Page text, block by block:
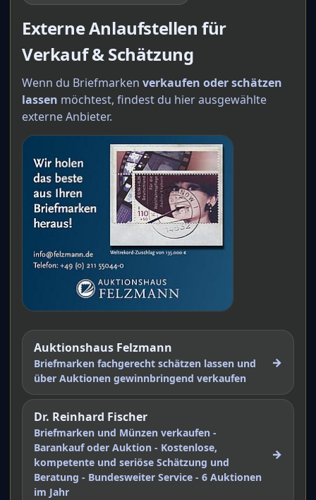
Externe Anlaufstellen für
Verkauf & Schätzung
Wenn du Briefmarken verkaufen oder schätzen
lassen möchtest, findest du hier ausgewählte
externe Anbieter.
Auktionshaus Felzmann
Briefmarken fachgerecht schätzen lassen und
über Auktionen gewinnbringend verkaufen
→
Dr. Reinhard Fischer
Briefmarken und Münzen verkaufen -
Barankauf oder Auktion - Kostenlose,
kompetente und seriöse Schätzung und
Beratung - Bundesweiter Service - 6 Auktionen
im Jahr
→